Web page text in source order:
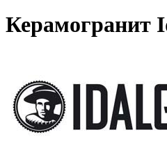
Керамогранит